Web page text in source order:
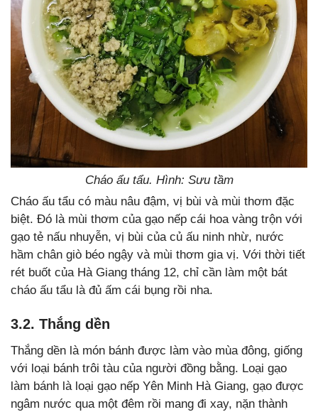
Cháo ẩu tẩu. Hình: Sưu tầm
Cháo ấu tẩu có màu nâu đậm, vị bùi và mùi thơm đặc
biệt. Đó là mùi thơm của gạo nếp cái hoa vàng trộn với
gạo tẻ nấu nhuyễn, vị bùi của củ ấu ninh nhừ, nước
hầm chân giò béo ngậy và mùi thơm gia vị. Với thời tiết
rét buốt của Hà Giang tháng 12, chỉ cần làm một bát
cháo ấu tẩu là đủ ấm cái bụng rồi nha.
3.2. Thắng dền
Thắng dền là món bánh được làm vào mùa đông, giống
với loại bánh trôi tàu của người đồng bằng. Loại gạo
làm bánh là loại gạo nếp Yên Minh Hà Giang, gạo được
ngâm nước qua một đêm rồi mang đi xay, nặn thành